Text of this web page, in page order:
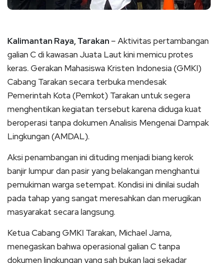
Kalimantan Raya, Tarakan – Aktivitas pertambangan
galian C di kawasan Juata Laut kini memicu protes
keras. Gerakan Mahasiswa Kristen Indonesia (GMKI)
Cabang Tarakan secara terbuka mendesak
Pemerintah Kota (Pemkot) Tarakan untuk segera
menghentikan kegiatan tersebut karena diduga kuat
beroperasi tanpa dokumen Analisis Mengenai Dampak
Lingkungan (AMDAL).
Aksi penambangan ini dituding menjadi biang kerok
banjir lumpur dan pasir yang belakangan menghantui
pemukiman warga setempat. Kondisi ini dinilai sudah
pada tahap yang sangat meresahkan dan merugikan
masyarakat secara langsung.
Ketua Cabang GMKI Tarakan, Michael Jama,
menegaskan bahwa operasional galian C tanpa
dokumen lingkungan yang sah bukan lagi sekadar